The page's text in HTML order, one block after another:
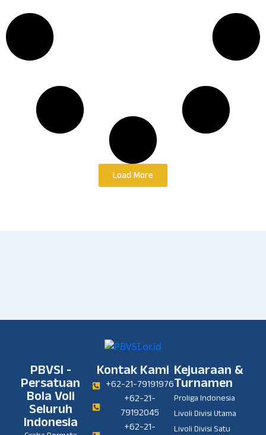
Load More
PBVSI -
Persatuan
Bola Voli
Seluruh
Indonesia
Kontak Kami
+62-21-79191976
+62-21-
79192045
+62-21-
Kejuaraan &
Turnamen
Proliga Indonesia
Livoli Divisi Utama
Livoli Divisi Satu